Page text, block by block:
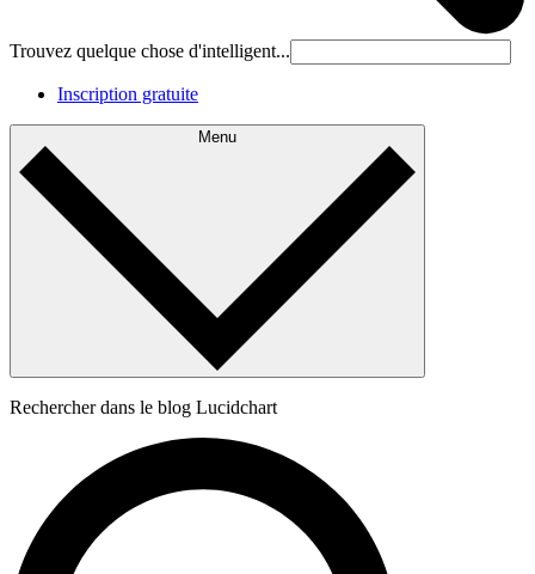
Trouvez quelque chose d'intelligent...
Inscription gratuite
Menu
Rechercher dans le blog Lucidchart